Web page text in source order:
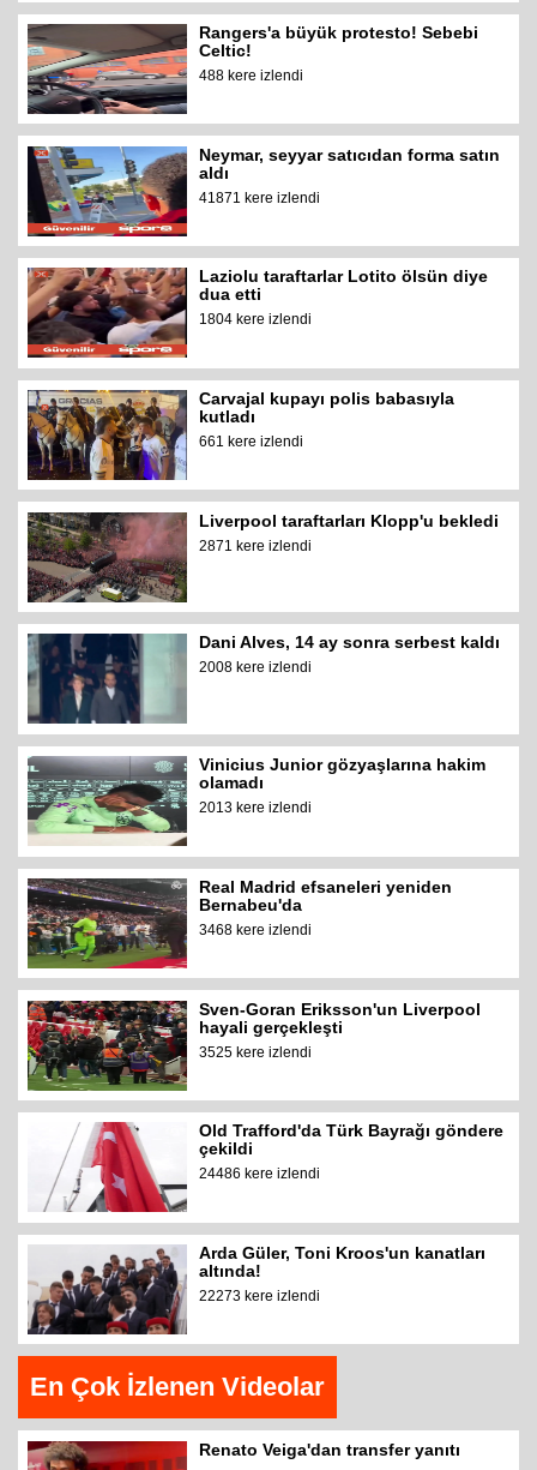
Rangers'a büyük protesto! Sebebi
Celtic!
488 kere izlendi
Neymar, seyyar satıcıdan forma satın
aldı
41871 kere izlendi
Laziolu taraftarlar Lotito ölsün diye
dua etti
1804 kere izlendi
Carvajal kupayı polis babasıyla
kutladı
661 kere izlendi
Liverpool taraftarları Klopp'u bekledi
2871 kere izlendi
Dani Alves, 14 ay sonra serbest kaldı
2008 kere izlendi
Vinicius Junior gözyaşlarına hakim
olamadı
2013 kere izlendi
Real Madrid efsaneleri yeniden
Bernabeu'da
3468 kere izlendi
Sven-Goran Eriksson'un Liverpool
hayali gerçekleşti
3525 kere izlendi
Old Trafford'da Türk Bayrağı göndere
çekildi
24486 kere izlendi
Arda Güler, Toni Kroos'un kanatları
altında!
22273 kere izlendi
En Çok İzlenen Videolar
Renato Veiga'dan transfer yanıtı